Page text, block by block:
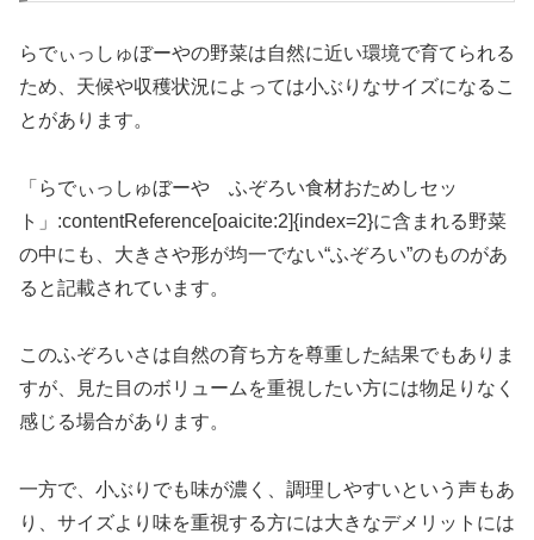
らでぃっしゅぼーやの野菜は自然に近い環境で育てられる
ため、天候や収穫状況によっては小ぶりなサイズになるこ
とがあります。
「らでぃっしゅぼーや ふぞろい食材おためしセッ
ト」:contentReference[oaicite:2]{index=2}に含まれる野菜
の中にも、大きさや形が均一でない“ふぞろい”のものがあ
ると記載されています。
このふぞろいさは自然の育ち方を尊重した結果でもありま
すが、見た目のボリュームを重視したい方には物足りなく
感じる場合があります。
一方で、小ぶりでも味が濃く、調理しやすいという声もあ
り、サイズより味を重視する方には大きなデメリットには